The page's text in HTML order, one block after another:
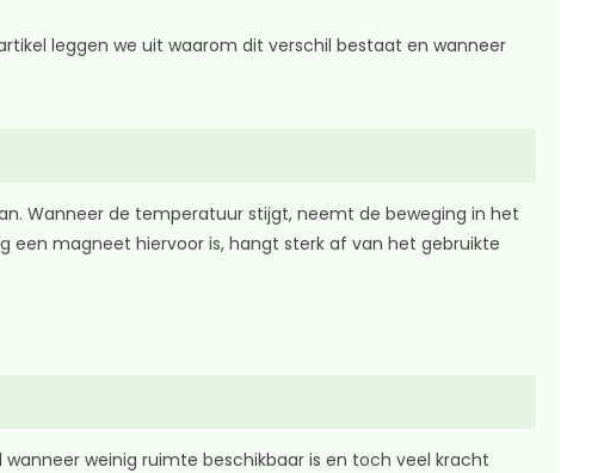
leggen we uit waarom dit verschil bestaat en wanneer
Wanneer de temperatuur stijgt, neemt de beweging in het
een magneet hiervoor is, hangt sterk af van het gebruikte
weinig ruimte beschikbaar is en toch veel kracht